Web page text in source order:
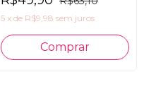
5 x de R$9,98 sem juros